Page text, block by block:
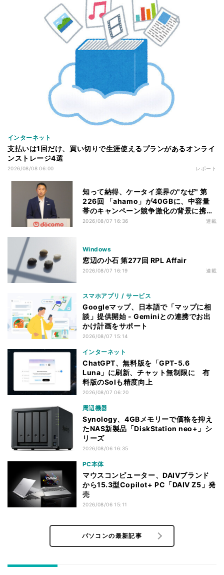
インターネット
支払いは1回だけ、買い切りで生涯使えるプランがあるオンライ
ンストレージ4選
2026/08/08 06:00 レポート
知って納得、ケータイ業界の"なぜ" 第
226回 「ahamo」が40GBに、中容量
帯のキャンペーン競争激化の背景に携帯
各社の“迷い”あり
2026/08/07 16:36 連載
Windows
窓辺の小石 第277回 RPL Affair
2026/08/07 16:19 連載
スマホアプリ / サービス
Googleマップ、日本語で「マップに相
談」提供開始 - Geminiとの連携でお出
かけ計画をサポート
2026/08/07 15:14
インターネット
ChatGPT、無料版を「GPT-5.6
Luna」に刷新、チャット無制限に 有
料版のSolも精度向上
2026/08/07 06:20
周辺機器
Synology、4GBメモリーで価格を抑え
たNAS新製品「DiskStation neo+」シ
リーズ
2026/08/06 16:35
PC本体
マウスコンピューター、DAIVブランド
から15.3型Copilot+ PC「DAIV Z5」発
売
2026/08/06 15:11
パソコンの最新記事